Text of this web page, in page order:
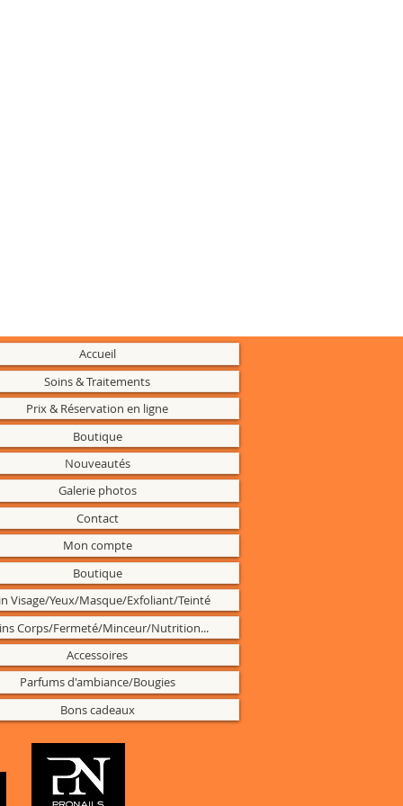
Accueil
Soins & Traitements
Prix & Réservation en ligne
Boutique
Nouveautés
Galerie photos
Contact
Mon compte
Boutique
Visage/Yeux/Masque/Exfoliant/Teinté
Corps/Fermeté/Minceur/Nutrition...
Accessoires
Parfums d'ambiance/Bougies
Bons cadeaux